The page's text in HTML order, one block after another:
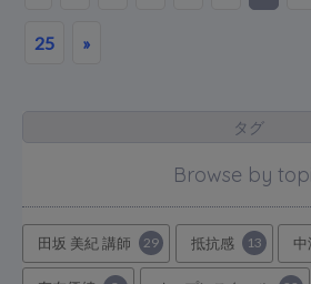
25 »
タグ
Browse by
田坂 美紀 講師 29 抵抗感 13